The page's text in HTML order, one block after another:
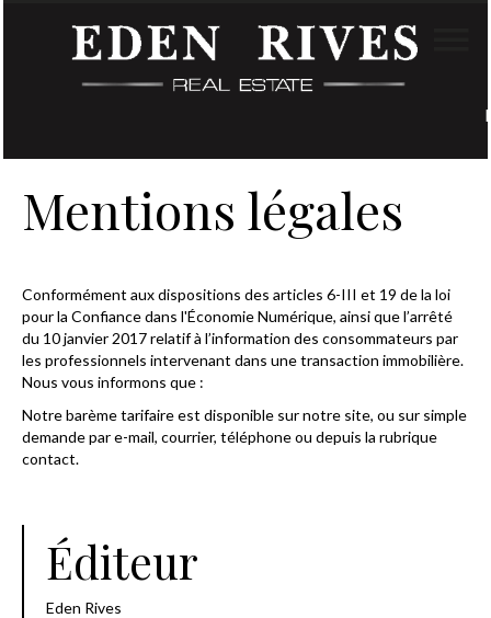
Mentions légales
Conformément aux dispositions des articles 6-III et 19 de la loi
pour la Confiance dans l'Économie Numérique, ainsi que l’arrêté
du 10 janvier 2017 relatif à l’information des consommateurs par
les professionnels intervenant dans une transaction immobilière.
Nous vous informons que :
Notre barème tarifaire est disponible sur notre site, ou sur simple
demande par e-mail, courrier, téléphone ou depuis la rubrique
contact.
Éditeur
Eden Rives